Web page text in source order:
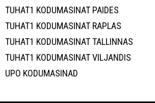
TUHAT1 KODUMASINAT PAIDES
TUHAT1 KODUMASINAT RAPLAS
TUHAT1 KODUMASINAT TALLINNAS
TUHAT1 KODUMASINAT VILJANDIS
UPO KODUMASINAD